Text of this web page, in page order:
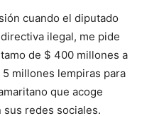
cuando el diputado
ilegal, me pide
de $ 400 millones a
millones lempiras para
que acoge
sus redes sociales.